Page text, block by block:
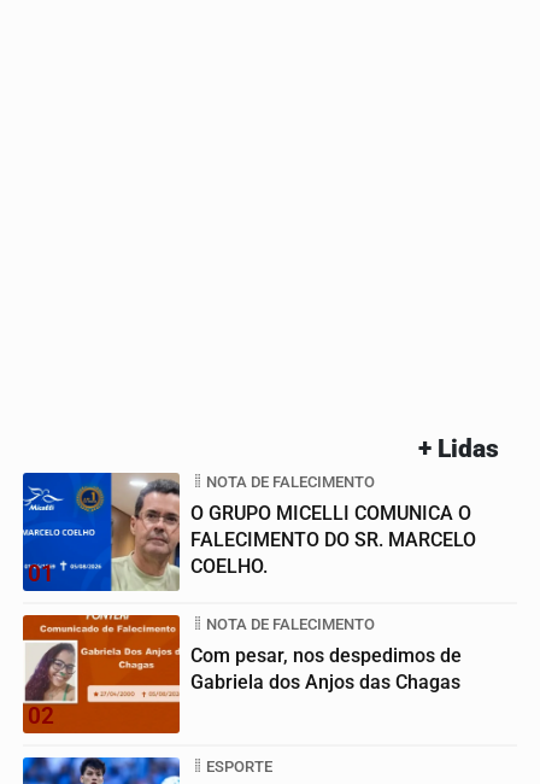
+ Lidas
01
NOTA DE FALECIMENTO
O GRUPO MICELLI COMUNICA O
FALECIMENTO DO SR. MARCELO
COELHO.
02
NOTA DE FALECIMENTO
Com pesar, nos despedimos de
Gabriela dos Anjos das Chagas
ESPORTE